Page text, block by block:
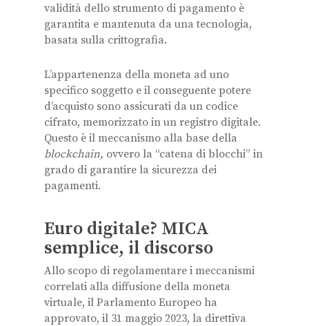
validità dello strumento di pagamento è
garantita e mantenuta da una tecnologia,
basata sulla crittografia.
L’appartenenza della moneta ad uno
specifico soggetto e il conseguente potere
d’acquisto sono assicurati da un codice
cifrato, memorizzato in un registro digitale.
Questo è il meccanismo alla base della
blockchain, ovvero la “catena di blocchi” in
grado di garantire la sicurezza dei
pagamenti.
Euro digitale? MICA
semplice, il discorso
Allo scopo di regolamentare i meccanismi
correlati alla diffusione della moneta
virtuale, il Parlamento Europeo ha
approvato, il 31 maggio 2023, la direttiva